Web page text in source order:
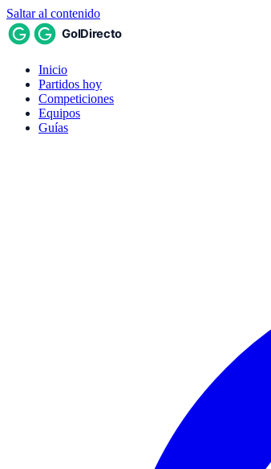
Saltar al contenido
Inicio
Partidos hoy
Competiciones
Equipos
Guías